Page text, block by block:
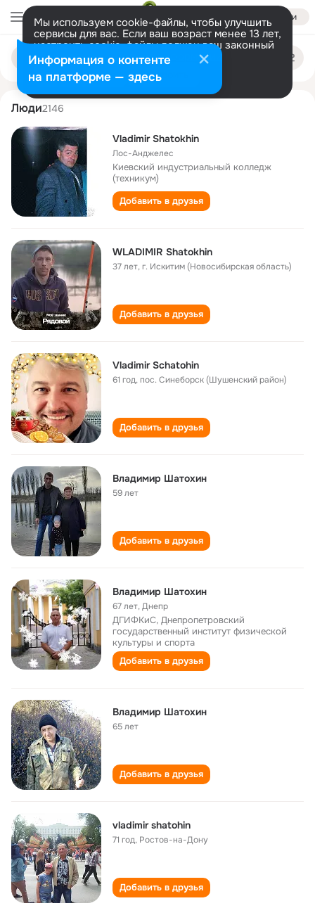
Войти
Мы используем cookie-файлы, чтобы улучшить
сервисы для вас. Если ваш возраст менее 13 лет,
настроить cookie-файлы должен ваш законный
представитель. Больше информации
Разрешить все Настроить
Поиск
людям
vladimir shatokhin
Люди2146
Vladimir Shatokhin
Лос-Анджелес
Киевский индустриальный колледж
(техникум)
Добавить в друзья
WLADIMIR Shatokhin
37 лет,г. Искитим (Новосибирская область)
Добавить в друзья
Vladimir Schatohin
61 год,пос. Синеборск (Шушенский район)
Добавить в друзья
Владимир Шатохин
59 лет
Добавить в друзья
Владимир Шатохин
67 лет,Днепр
ДГИФКиС, Днепропетровский
государственный институт физической
культуры и спорта
Добавить в друзья
Владимир Шатохин
65 лет
Добавить в друзья
vladimir shatohin
71 год, Ростов-на-Дону
Добавить в друзья
Информация о контенте
на платформе — здесь